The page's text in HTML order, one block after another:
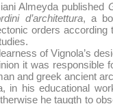
Almeyda published
d’architettura, a
orders according
of Vignola’s
it was responsible
and greek ancient
in his educational
he taugth to